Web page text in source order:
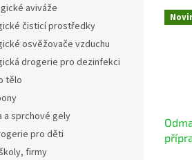
aviváže
čisticí prostředky
osvěžovače vzduchu
drogerie pro dezinfekci
tělo
a sprchové gely
pro děti
firmy